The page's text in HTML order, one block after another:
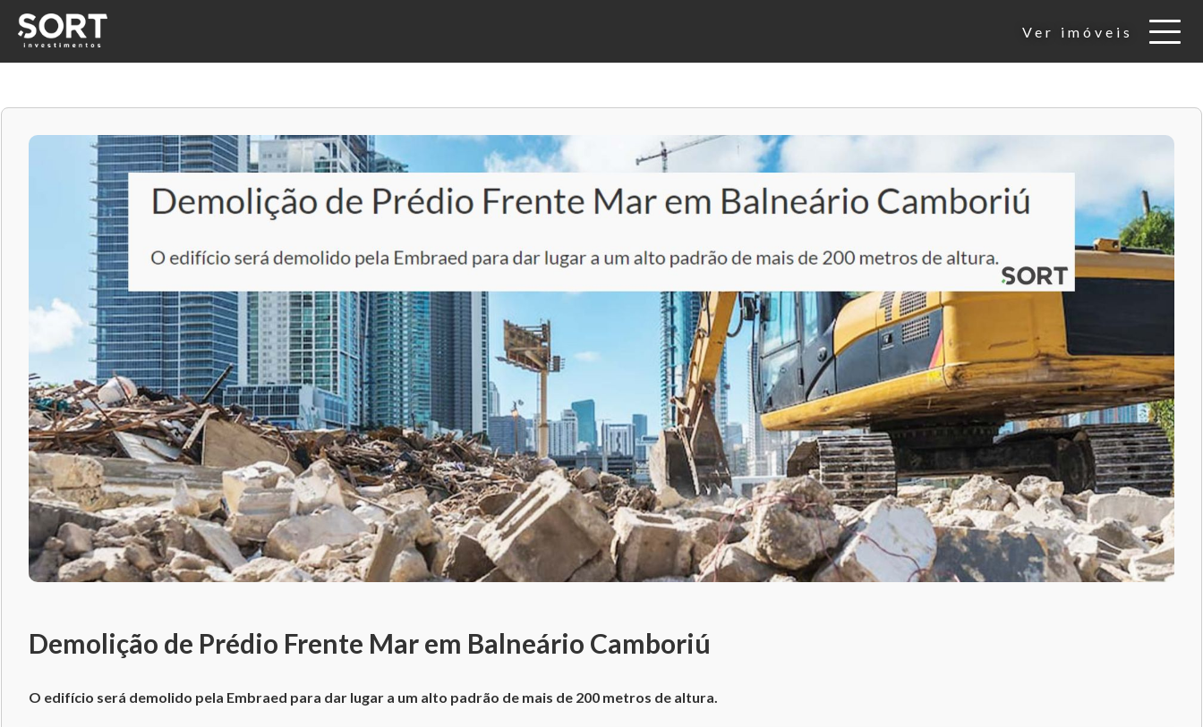
Ver imóveis
Demolição de Prédio Frente Mar em Balneário Camboriú
O edifício será demolido pela Embraed para dar lugar a um alto padrão de mais de 200 metros de altura.